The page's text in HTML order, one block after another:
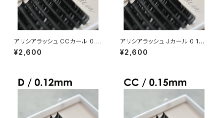
アリシアラッシュ CCカール 0.1
2mm
¥2,600
アリシアラッシュ Jカール 0.12
mm
¥2,600